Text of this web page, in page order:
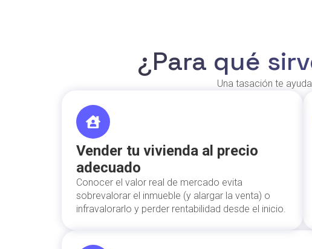
¿Para qué
Una tasación te
Vender tu vivienda al precio
adecuado
Conocer el valor real de mercado evita
sobrevalorar el inmueble (y alargar la venta) o
infravalorarlo y perder rentabilidad desde el inicio.